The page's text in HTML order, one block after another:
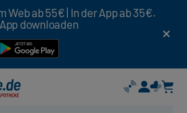
Web ab 55€ | In der App ab 35€.
downloaden